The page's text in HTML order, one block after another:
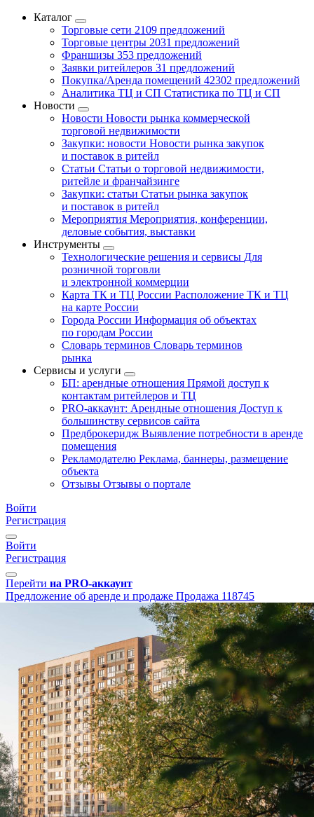
Каталог
Торговые сети 2109 предложений
Торговые центры 2031 предложений
Франшизы 353 предложений
Заявки ритейлеров 31 предложений
Покупка/Аренда помещений 42302 предложений
Аналитика ТЦ и СП Статистика по ТЦ и СП
Новости
Новости Новости рынка коммерческой
торговой недвижимости
Закупки: новости Новости рынка закупок
и поставок в ритейл
Статьи Статьи о торговой недвижимости,
ритейле и франчайзинге
Закупки: статьи Статьи рынка закупок
и поставок в ритейл
Мероприятия Мероприятия, конференции,
деловые события, выставки
Инструменты
Технологические решения и сервисы Для
розничной торговли
и электронной коммерции
Карта ТК и ТЦ России Расположение ТК и ТЦ
на карте России
Города России Информация об объектах
по городам России
Словарь терминов Словарь терминов
рынка
Сервисы и услуги
БП: арендные отношения Прямой доступ к
контактам ритейлеров и ТЦ
PRO-аккаунт: Арендные отношения Доступ к
большинству сервисов сайта
Предброкеридж Выявление потребности в аренде
помещения
Рекламодателю Реклама, баннеры, размещение
объекта
Отзывы Отзывы о портале
Войти
Регистрация
Войти
Регистрация
Перейти на PRO-аккаунт
Предложение об аренде и продаже Продажа 118745